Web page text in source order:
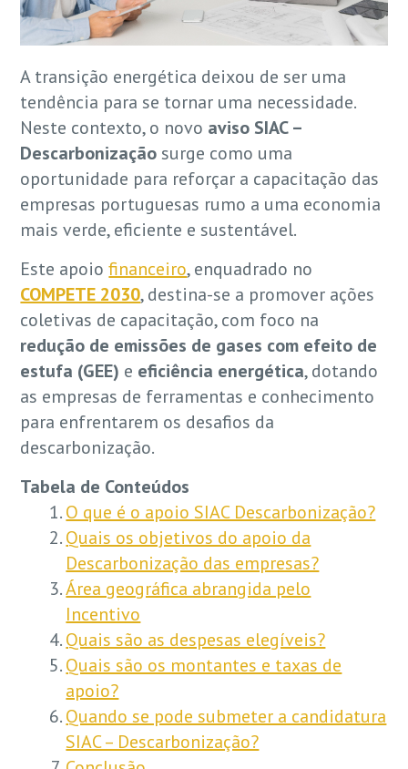
A transição energética deixou de ser uma
tendência para se tornar uma necessidade.
Neste contexto, o novo aviso SIAC –
Descarbonização surge como uma
oportunidade para reforçar a capacitação das
empresas portuguesas rumo a uma economia
mais verde, eficiente e sustentável.
Este apoiofinanceiro, enquadrado no
COMPETE 2030, destina-se a promover ações
coletivas de capacitação, com foco na
redução de emissões de gases com efeito de
estufa (GEE) e eficiência energética, dotando
as empresas de ferramentas e conhecimento
para enfrentarem os desafios da
descarbonização.
Tabela de Conteúdos
O que é o apoio SIAC Descarbonização?
Quais os objetivos do apoio da
Descarbonização das empresas?
Área geográfica abrangida pelo
Incentivo
Quais são as despesas elegíveis?
Quais são os montantes e taxas de
apoio?
Quando se pode submeter a candidatura
SIAC – Descarbonização?